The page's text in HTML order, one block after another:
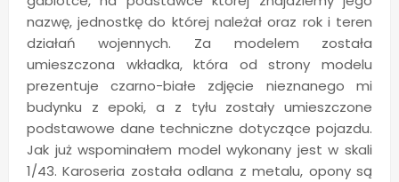
nazwę, jednostkę do której należał oraz rok i teren
działań wojennych. Za modelem została
umieszczona wkładka, która od strony modelu
prezentuje czarno-białe zdjęcie nieznanego mi
budynku z epoki, a z tyłu zostały umieszczone
podstawowe dane techniczne dotyczące pojazdu.
Jak już wspominałem model wykonany jest w skali
1/43. Karoseria została odlana z metalu, opony są